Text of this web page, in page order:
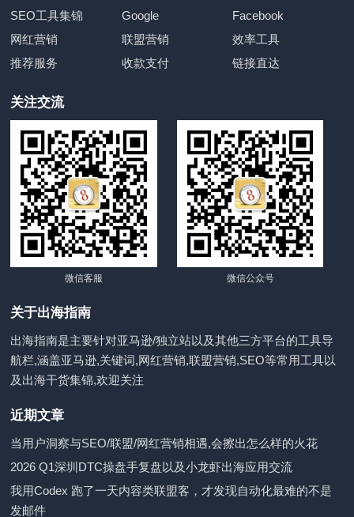
SEO工具集锦
Google
Facebook
网红营销
联盟营销
效率工具
推荐服务
收款支付 链接直达
关注交流
微信客服 微信公众号
关于出海指南
出海指南是主要针对亚马逊/独立站以及其他三方平台的工具导
航栏,涵盖亚马逊,关键词,网红营销,联盟营销,SEO等常用工具以
及出海干货集锦,欢迎关注
近期文章
当用户洞察与SEO/联盟/网红营销相遇,会擦出怎么样的火花
2026 Q1深圳DTC操盘手复盘以及小龙虾出海应用交流
我用Codex 跑了一天内容类联盟客，才发现自动化最难的不是
发邮件